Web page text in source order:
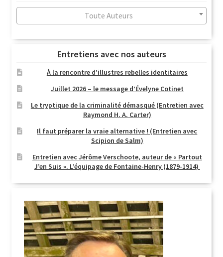
Toute Auteurs
Entretiens avec nos auteurs
À la rencontre d’illustres rebelles identitaires
Juillet 2026 – le message d’Évelyne Cotinet
Le tryptique de la criminalité démasqué (Entretien avec
Raymond H. A. Carter)
Il faut préparer la vraie alternative ! (Entretien avec
Scipion de Salm)
Entretien avec Jérôme Verschoote, auteur de « Partout
J’en Suis ». L’équipage de Fontaine-Henry (1879-1914)